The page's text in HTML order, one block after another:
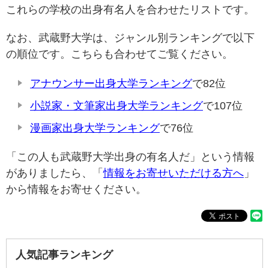
これらの学校の出身有名人を合わせたリストです。
なお、武蔵野大学は、ジャンル別ランキングで以下
の順位です。こちらも合わせてご覧ください。
アナウンサー出身大学ランキングで82位
小説家・文筆家出身大学ランキングで107位
漫画家出身大学ランキングで76位
「この人も武蔵野大学出身の有名人だ」という情報
がありましたら、「情報をお寄せいただける方へ 」
から情報をお寄せください。
人気記事ランキング